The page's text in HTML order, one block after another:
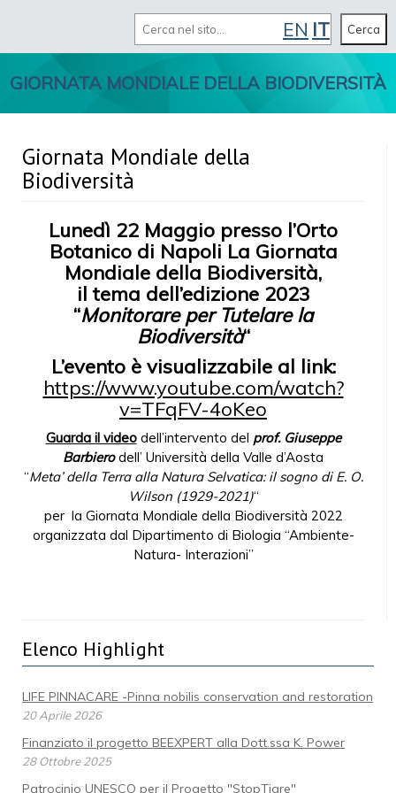
Cerca
GIORNATA MONDIALE DELLA BIODIVERSITÀ
Giornata Mondiale della
Biodiversità
Lunedì 22 Maggio presso l’Orto
Botanico di Napoli La Giornata
Mondiale della Biodiversità,
il tema dell’edizione 2023
“Monitorare per Tutelare la
Biodiversità“
L’evento è visualizzabile al link:
https://www.youtube.com/watch?
v=TFqFV-4oKeo
Guarda il videodell’intervento del prof. Giuseppe
Barbiero dell’ Università della Valle d’Aosta
“Meta’ della Terra alla Natura Selvatica: il sogno di E. O.
Wilson (1929-2021)“
per la Giornata Mondiale della Biodiversità 2022
organizzata dal Dipartimento di Biologia “Ambiente-
Natura- Interazioni”
Elenco Highlight
LIFE PINNACARE -Pinna nobilis conservation and restoration
20 Aprile 2026
Finanziato il progetto BEEXPERT alla Dott.ssa K. Power
28 Ottobre 2025
Patrocinio UNESCO per il Progetto "StopTigre"
EN IT